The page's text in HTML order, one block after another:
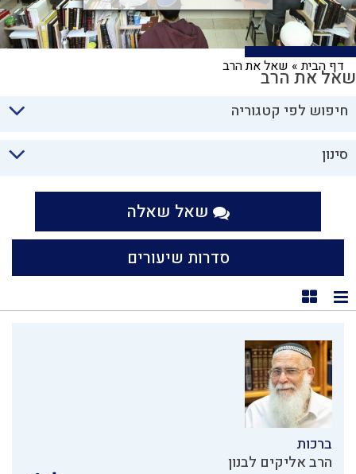
דף הבית» שאל את הרבשאל את הרב
חיפוש לפי קטגוריה
סינון
שאל שאלה
סדרות שיעורים
תצוגת רשימה
תצוגת קוביות
ברכות
הרב אליקים לבנון